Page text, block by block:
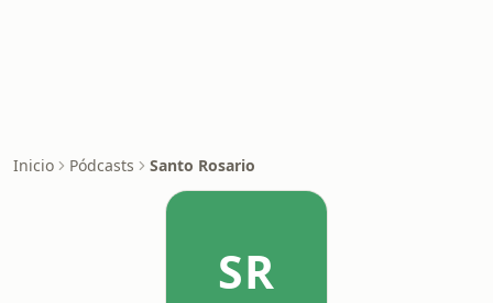
Inicio Pódcasts Santo Rosario
SR